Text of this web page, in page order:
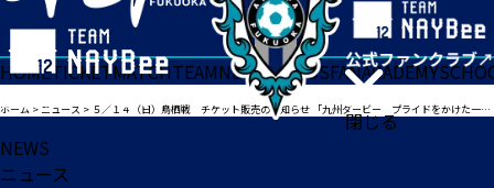
閉じる
HOMETICKETMATCHTEAMNEWSGOODSFANACADEMY
ホーム >ニュース > ５／１４（日）鳥栖戦 チケット販売のお知らせ 「九州ダービー プライドをかけた一戦！！」
NEWS
ニュース